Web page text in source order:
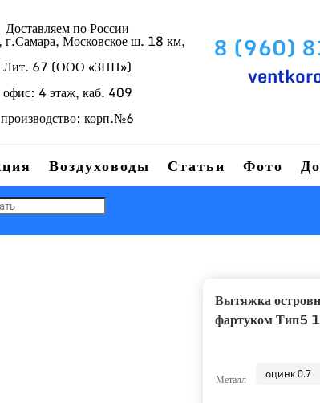
Доставляем по России
Московское ш. 18 км,
Лит. 67 (ООО «ЗПП»)
офис: 4 этаж, каб. 409
производство: корп.№6
8 (960)
Воздуховоды Статьи Фото
Вытяжка
фартуком Тип5
Металл